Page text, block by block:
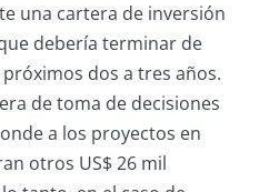
una cartera de inversión
debería terminar de
dos a tres años.
de toma de decisiones
a los proyectos en
otros US$ 26 mil